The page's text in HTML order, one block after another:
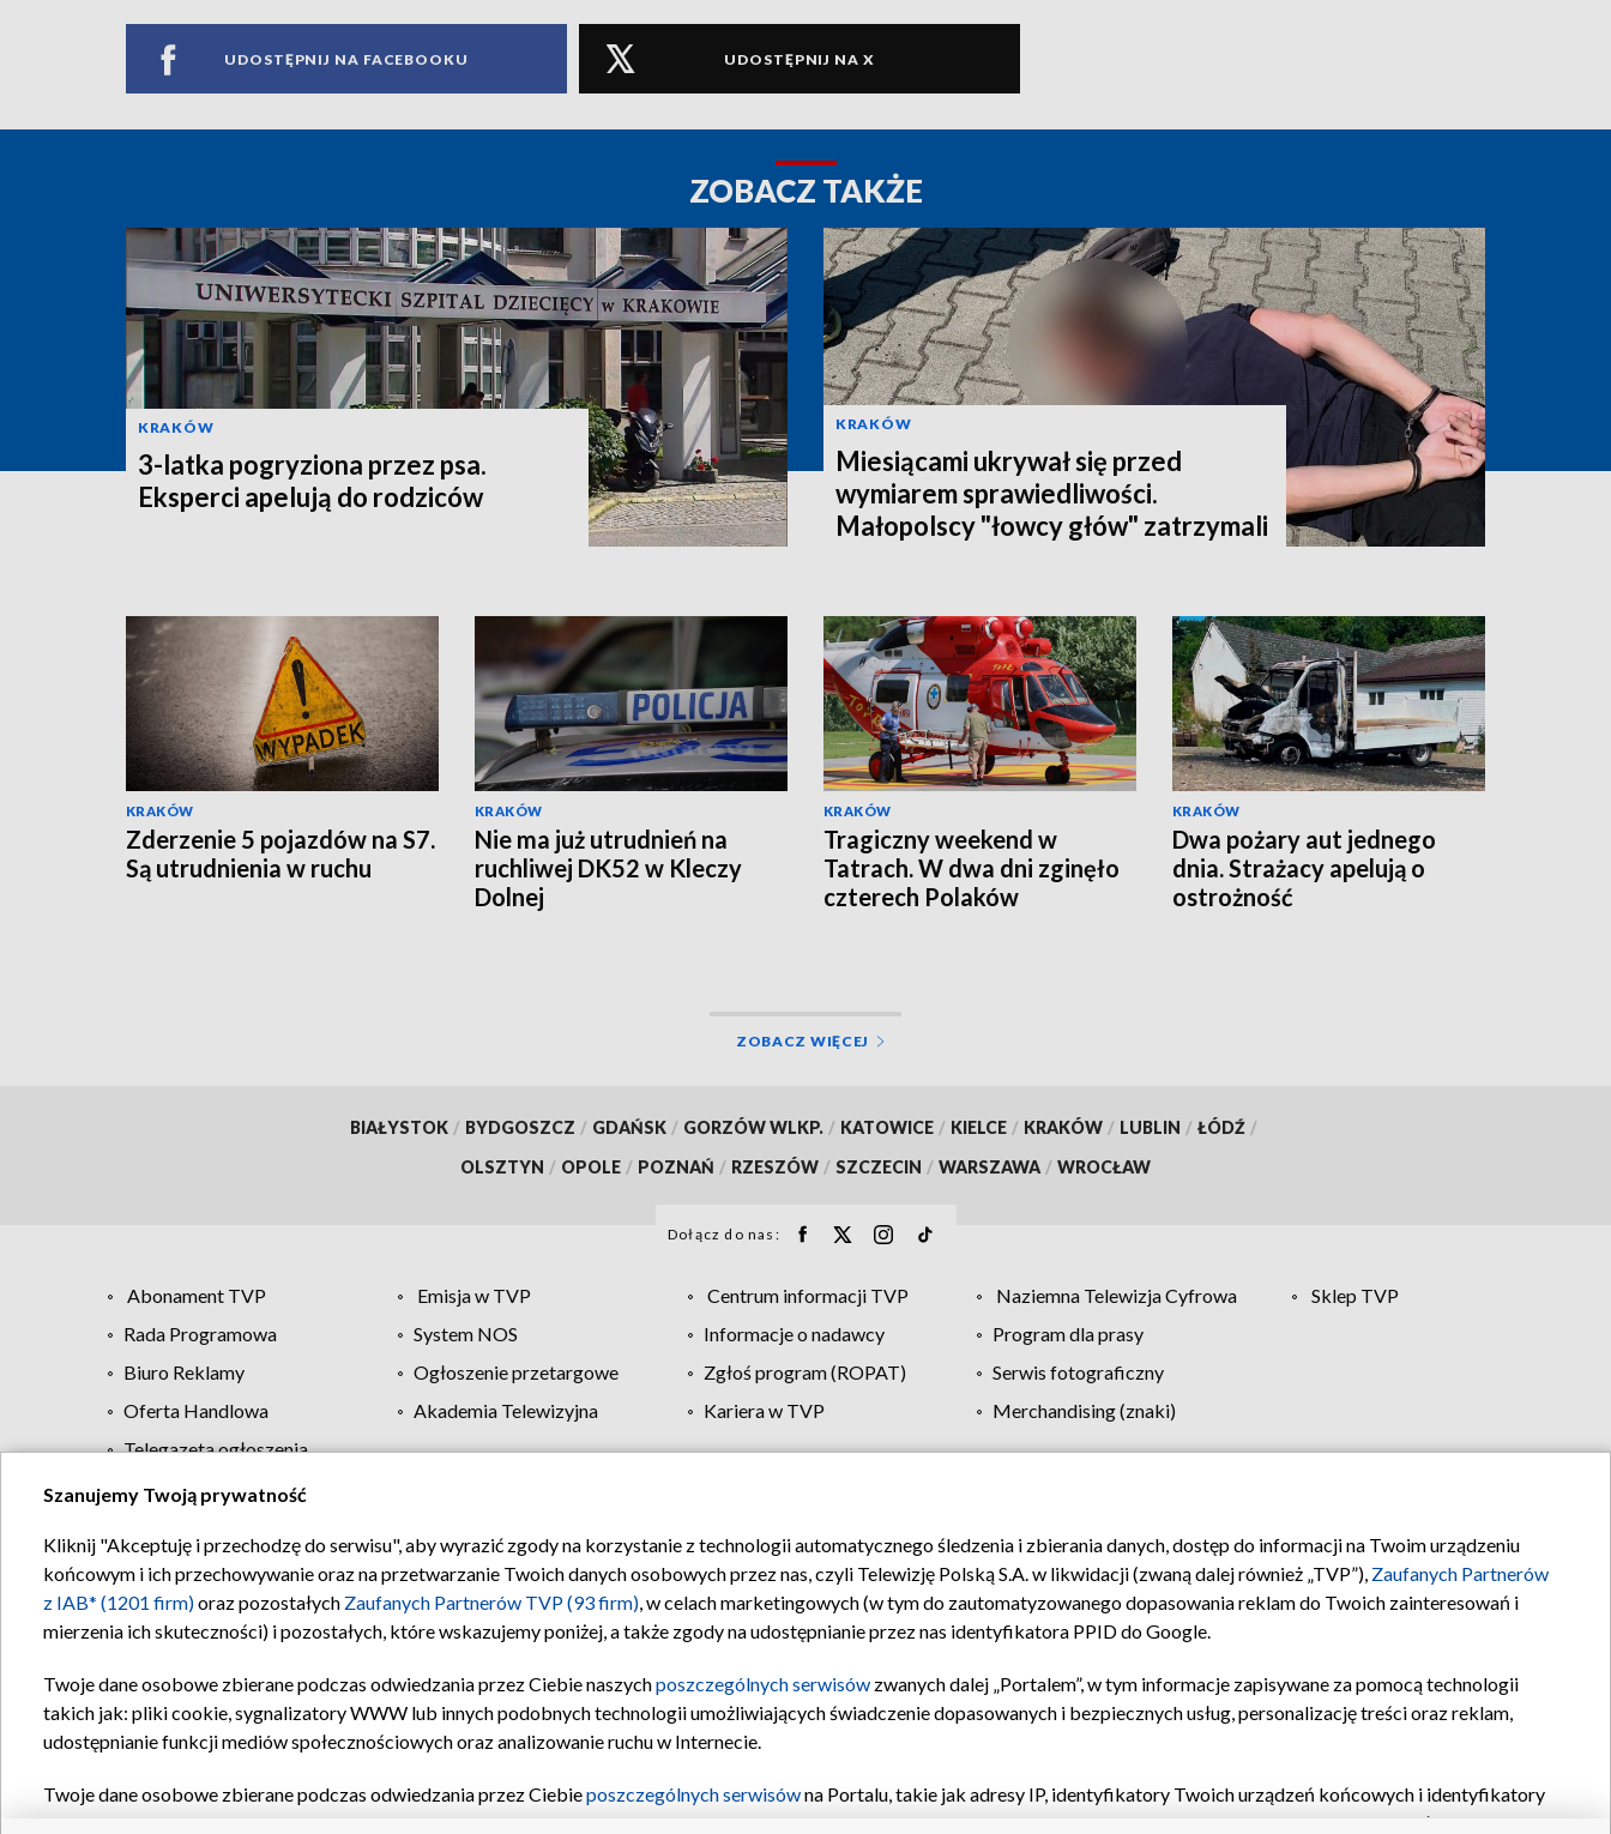
UDOSTĘPNIJ NA FACEBOOKU UDOSTĘPNIJ NA X
ZOBACZ TAKŻE
KRAKÓW
3-latka pogryziona przez psa.
Eksperci apelują do rodziców
KRAKÓW
Miesiącami ukrywał się przed
wymiarem sprawiedliwości.
Małopolscy "łowcy głów" zatrzymali
KRAKÓW
Zderzenie 5 pojazdów na S7.
Są utrudnienia w ruchu
KRAKÓW
Nie ma już utrudnień na
ruchliwej DK52 w Kleczy
Dolnej
KRAKÓW
Tragiczny weekend w
Tatrach. W dwa dni zginęło
czterech Polaków
KRAKÓW
Dwa pożary aut jednego
dnia. Strażacy apelują o
ostrożność
ZOBACZ WIĘCEJ
BIAŁYSTOK / BYDGOSZCZ / GDAŃSK / GORZÓW WLKP. / KATOWICE / KIELCE / KRAKÓW / LUBLIN / ŁÓDŹ /
OLSZTYN / OPOLE / POZNAŃ / RZESZÓW / SZCZECIN / WARSZAWA / WROCŁAW
Dołącz do nas:
Abonament TVP Emisja w TVP Centrum informacji TVP Naziemna Telewizja Cyfrowa
Sklep TVP
Rada Programowa
System NOS Informacje o nadawcy
Program dla prasy
Biuro Reklamy
Ogłoszenie przetargowe Zgłoś program (ROPAT)
Serwis fotograficzny
Oferta Handlowa
Akademia Telewizyjna Kariera w TVP
Merchandising (znaki)
Telegazeta ogłoszenia
Regulamin TVP Polityka prywatności Moje zgody Pomoc Biuro reklamy Kontakt
Szanujemy Twoją prywatność
Kliknij "Akceptuję i przechodzę do serwisu", aby wyrazić zgody na korzystanie z technologii automatycznego śledzenia i zbierania danych, dostęp do informacji na Twoim urządzeniu
końcowym i ich przechowywanie oraz na przetwarzanie Twoich danych osobowych przez nas, czyli Telewizję Polską S.A. w likwidacji (zwaną dalej również „TVP”), Zaufanych Partnerów
z IAB* (1201 firm)oraz pozostałych Zaufanych Partnerów TVP (93 firm), w celach marketingowych (w tym do zautomatyzowanego dopasowania reklam do Twoich zainteresowań i
mierzenia ich skuteczności) i pozostałych, które wskazujemy poniżej, a także zgody na udostępnianie przez nas identyfikatora PPID do Google.
Twoje dane osobowe zbierane podczas odwiedzania przez Ciebie naszychposzczególnych serwisów zwanych dalej „Portalem”, w tym informacje zapisywane za pomocą technologii
takich jak: pliki cookie, sygnalizatory WWW lub innych podobnych technologii umożliwiających świadczenie dopasowanych i bezpiecznych usług, personalizację treści oraz reklam,
udostępnianie funkcji mediów społecznościowych oraz analizowanie ruchu w Internecie.
Twoje dane osobowe zbierane podczas odwiedzania przez Ciebieposzczególnych serwisówna Portalu, takie jak adresy IP, identyfikatory Twoich urządzeń końcowych i identyfikatory
oraz pozostałych